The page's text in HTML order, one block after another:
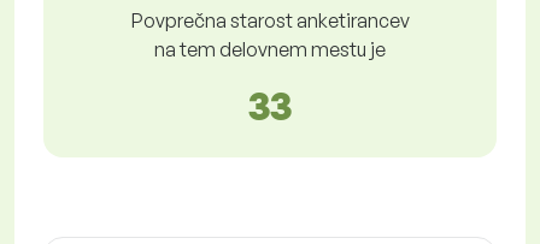
Povprečna starost anketirancev
na tem delovnem mestu je
33